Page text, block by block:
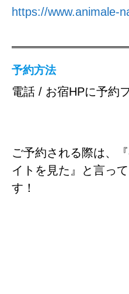
https://www.animale-
予約方法
電話 / お宿HPに予約
ご予約される際は、
イトを見た』と言っ
す！